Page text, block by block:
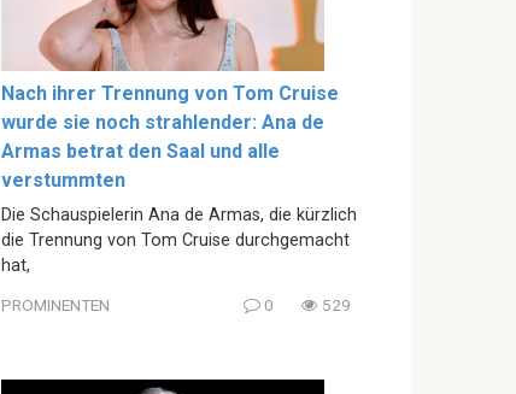
Nach ihrer Trennung von Tom Cruise
wurde sie noch strahlender: Ana de
Armas betrat den Saal und alle
verstummten
Die Schauspielerin Ana de Armas, die kürzlich
die Trennung von Tom Cruise durchgemacht
hat,
PROMINENTEN 0 529